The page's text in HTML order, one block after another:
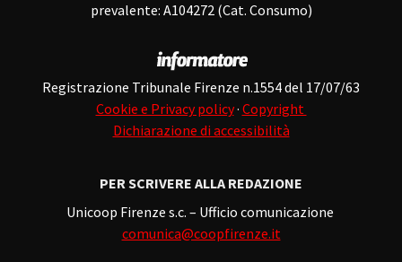
prevalente: A104272 (Cat. Consumo)
Registrazione Tribunale Firenze n.1554 del 17/07/63
Cookie e Privacy policy· Copyright
Dichiarazione di accessibilità
PER SCRIVERE ALLA REDAZIONE
Unicoop Firenze s.c. – Ufficio comunicazione
comunica@coopfirenze.it